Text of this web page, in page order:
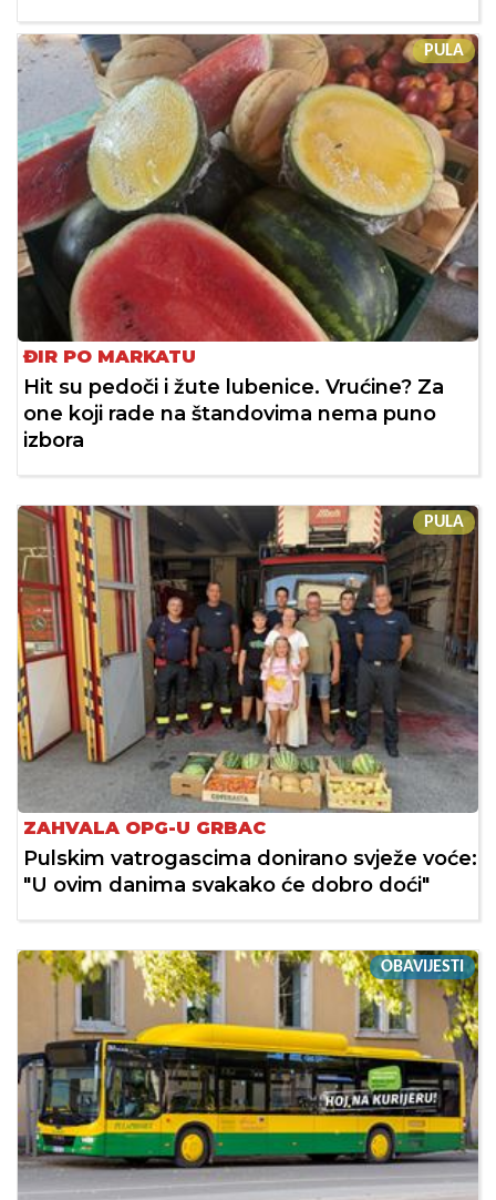
PULA
ĐIR PO MARKATU
Hit su pedoči i žute lubenice. Vrućine? Za
one koji rade na štandovima nema puno
izbora
PULA
ZAHVALA OPG-U GRBAC
Pulskim vatrogascima donirano svježe voće:
"U ovim danima svakako će dobro doći"
OBAVIJESTI